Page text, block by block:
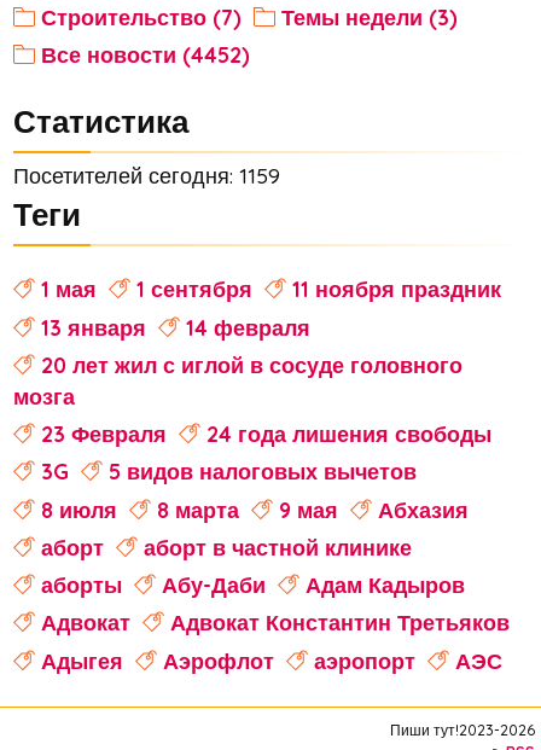
Строительство (7)
Темы недели (3)
Все новости (4452)
Статистика
Посетителей сегодня: 1159
Теги
1 мая 1 сентября
11 ноября праздник
13 января
14 февраля
20 лет жил с иглой в сосуде головного
мозга
23 Февраля
24 года лишения свободы
3G
5 видов налоговых вычетов
8 июля
8 марта 9 мая
Абхазия
аборт
аборт в частной клинике
аборты
Абу-Даби
Адам Кадыров
Адвокат
Адвокат Константин Третьяков
Адыгея
Аэрофлот аэропорт
АЭС
Пиши тут!2023-2026